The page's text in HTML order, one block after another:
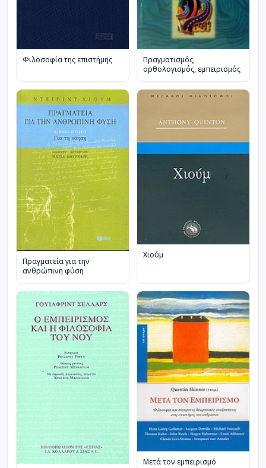
Φιλοσοφία της επιστήμης
Πραγματισμός,
ορθολογισμός, εμπειρισμός
Πραγματεία για την
ανθρώπινη φύση
Χιούμ
Μετά τον εμπειρισμό